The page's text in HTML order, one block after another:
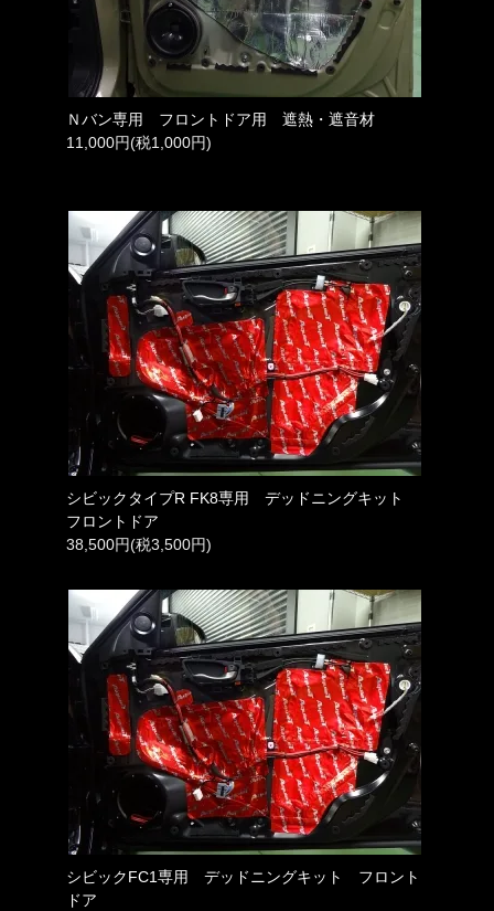
Ｎバン専用 フロントドア用 遮熱・遮音材
11,000円(税1,000円)
シビックタイプR FK8専用 デッドニングキット
フロントドア
38,500円(税3,500円)
シビックFC1専用 デッドニングキット フロント
ドア